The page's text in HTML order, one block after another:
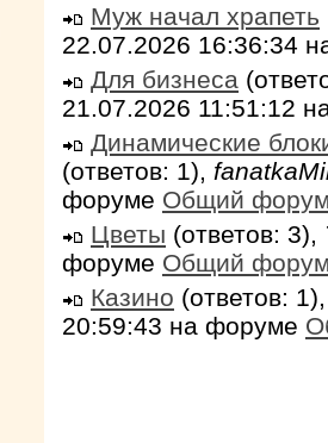
Муж начал храпеть
22.07.2026 16:36:34
Для бизнеса
21.07.2026 11:51:12
Динамические
(ответов: 1),
форуме Общий
Цветы (ответов: 3),
форуме Общий
Казино (ответов:
20:59:43 на форуме